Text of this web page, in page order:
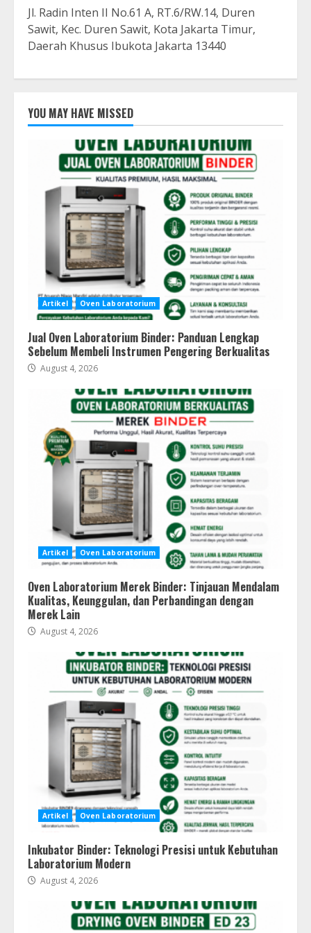
Jl. Radin Inten II No.61 A, RT.6/RW.14, Duren
Sawit, Kec. Duren Sawit, Kota Jakarta Timur,
Daerah Khusus Ibukota Jakarta 13440
YOU MAY HAVE MISSED
Artikel Oven Laboratorium
Jual Oven Laboratorium Binder: Panduan Lengkap
Sebelum Membeli Instrumen Pengering Berkualitas
August 4, 2026
Artikel Oven Laboratorium
Oven Laboratorium Merek Binder: Tinjauan Mendalam
Kualitas, Keunggulan, dan Perbandingan dengan
Merek Lain
August 4, 2026
Artikel Oven Laboratorium
Inkubator Binder: Teknologi Presisi untuk Kebutuhan
Laboratorium Modern
August 4, 2026